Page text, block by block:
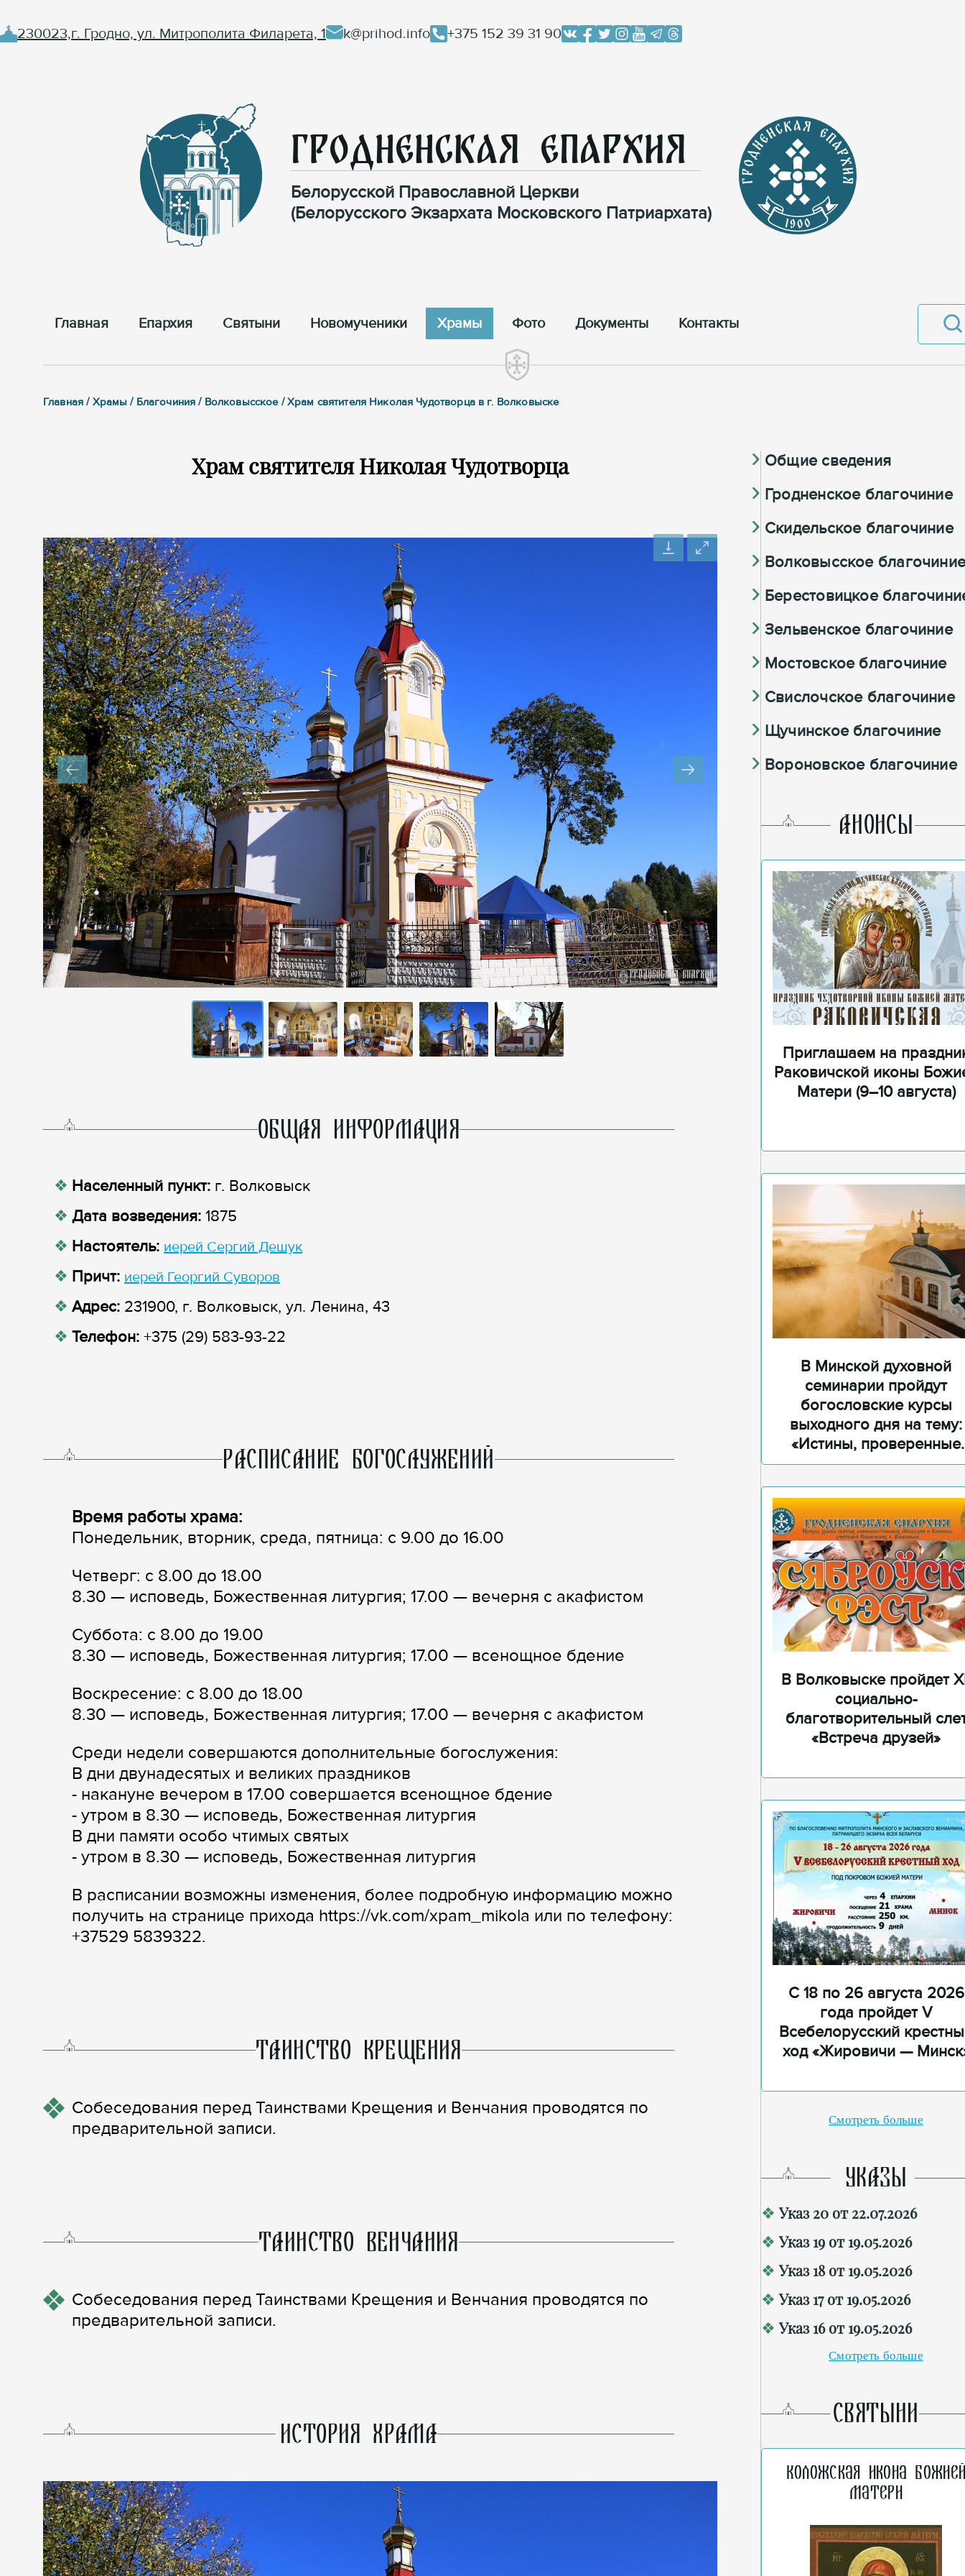
230023,г. Гродно, ул. Митрополита Филарета, 1 k@prihod.info +375 152 39 31 90
Гродненская Епархия
Белорусской Православной Церкви
(Белорусского Экзархата Московского Патриархата)
Главная Епархия Cвятыни Новомученики Храмы Фото Документы Контакты
Главная / Храмы / Благочиния / Волковысское / Храм святителя Николая Чудотворца в г. Волковыске
Храм святителя Николая Чудотворца
1/5
ОБЩАЯ ИНФОРМАЦИЯ
Населенный пункт: г. Волковыск
Дата возведения: 1875
Настоятель: иерей Сергий Дешук
Причт: иерей Георгий Суворов
Адрес: 231900, г. Волковыск, ул. Ленина, 43
Телефон: +375 (29) 583-93-22
РАСПИСАНИЕ БОГОСЛУЖЕНИЙ
Время работы храма:
Понедельник, вторник, среда, пятница: с 9.00 до 16.00
Четверг: с 8.00 до 18.00
8.30 — исповедь, Божественная литургия; 17.00 — вечерня с акафистом
Суббота: с 8.00 до 19.00
8.30 — исповедь, Божественная литургия; 17.00 — всенощное бдение
Воскресение: с 8.00 до 18.00
8.30 — исповедь, Божественная литургия; 17.00 — вечерня с акафистом
Среди недели совершаются дополнительные богослужения:
В дни двунадесятых и великих праздников
- накануне вечером в 17.00 совершается всенощное бдение
- утром в 8.30 — исповедь, Божественная литургия
В дни памяти особо чтимых святых
- утром в 8.30 — исповедь, Божественная литургия
В расписании возможны изменения, более подробную информацию можно
получить на странице прихода https://vk.com/xpam_mikola или по телефону:
+37529 5839322.
ТАИНСТВО КРЕЩЕНИЯ
Собеседования перед Таинствами Крещения и Венчания проводятся по
предварительной записи.
ТАИНСТВО ВЕНЧАНИЯ
Собеседования перед Таинствами Крещения и Венчания проводятся по
предварительной записи.
ИСТОРИЯ ХРАМА
Общие сведения
Гродненское благочиние
Скидельское благочиние
Волковысское
Берестовицкое
Зельвенское благочиние
Мостовское благочиние
Свислочское благочиние
Щучинское благочиние
Вороновское благочиние
AНОНСЫ
Приглашаем на
Раковичской иконы
Матери (9–10 августа)
В Минской духовной
семинарии пройдут
богословские курсы
выходного дня на тему:
«Истины, проверенные
временем»
В Волковыске пройдет
социально-
благотворительный
«Встреча друзей»
С 18 по 26 августа 2026
года пройдет V
Всебелорусский
ход «Жировичи —
Смотреть больше
УКАЗЫ
Указ 20 от 22.07.2026
Указ 19 от 19.05.2026
Указ 18 от 19.05.2026
Указ 17 от 19.05.2026
Указ 16 от 19.05.2026
Смотреть больше
СВЯТЫНИ
Коложская икона
Матери